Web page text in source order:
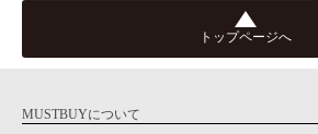
トップページへ
MUSTBUYについて